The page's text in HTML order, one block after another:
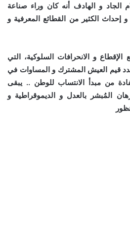
الجاد و الهادف أنه كان وراء صناعة
إحداث الكثير من القطائع المعرفية و
و الانحرافات السلوكية، التي
قيم العيش المشترك و المساوات في
من مبدأ الانتساب للوطن .. يبقى
المُبشر بالعدل و الديموقراطية و